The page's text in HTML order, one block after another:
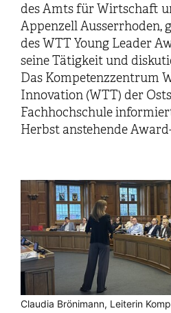
des Amts für Wirtschaft
Appenzell Ausserrhoden,
des WTT Young Leader
seine Tätigkeit und
Das Kompetenzzentrum
Innovation (WTT) der
Fachhochschule
Herbst anstehende
Daniel Lehmann, Leiter Amt für
Claudia Brönimann, Leiterin